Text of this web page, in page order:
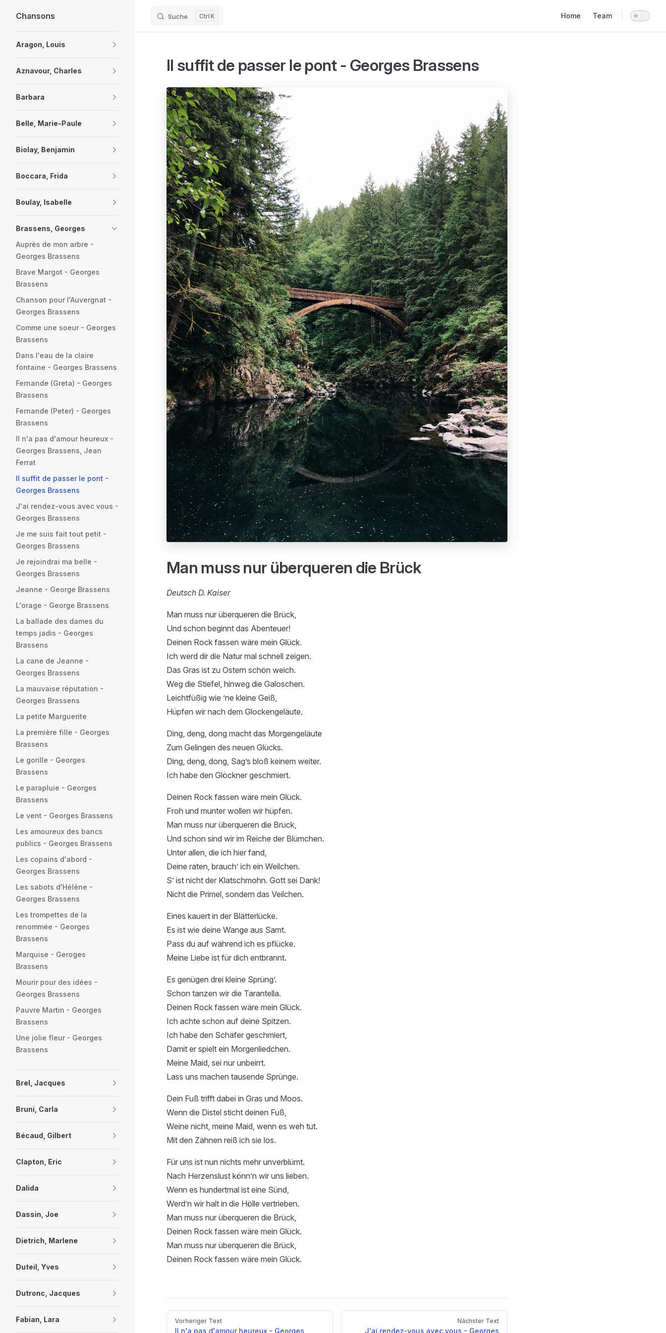
Skip to content
Chansons Suche K Home Team
Aragon, Louis
Aznavour, Charles
Barbara
Belle, Marie-Paule
Biolay, Benjamin
Boccara, Frida
Boulay, Isabelle
Brassens, Georges
Auprès de mon arbre -
Georges Brassens
Brave Margot - Georges
Brassens
Chanson pour l'Auvergnat -
Georges Brassens
Comme une soeur - Georges
Brassens
Dans l'eau de la claire
fontaine - Georges Brassens
Fernande (Greta) - Georges
Brassens
Fernande (Peter) - Georges
Brassens
Il n'a pas d'amour heureux -
Georges Brassens, Jean
Ferrat
Il suffit de passer le pont -
Georges Brassens
J'ai rendez-vous avec vous -
Georges Brassens
Je me suis fait tout petit -
Georges Brassens
Je rejoindrai ma belle -
Georges Brassens
Jeanne - George Brassens
L'orage - George Brassens
La ballade des dames du
temps jadis - Georges
Brassens
La cane de Jeanne -
Georges Brassens
La mauvaise réputation -
Georges Brassens
La petite Marguerite
La première fille - Georges
Brassens
Le gorille - Georges
Brassens
Le parapluie - Georges
Brassens
Le vent - Georges Brassens
Les amoureux des bancs
publics - Georges Brassens
Les copains d'abord -
Georges Brassens
Les sabots d'Hélène -
Georges Brassens
Les trompettes de la
renommée - Georges
Brassens
Marquise - Geroges
Brassens
Mourir pour des idées -
Georges Brassens
Pauvre Martin - Georges
Brassens
Une jolie fleur - Georges
Brassens
Brel, Jacques
Bruni, Carla
Bécaud, Gilbert
Clapton, Eric
Dalida
Dassin, Joe
Dietrich, Marlene
Duteil, Yves
Dutronc, Jacques
Fabian, Lara
Il suffit de passer le pont - Georges Brassens
Man muss nur überqueren die Brück
Deutsch D. Kaiser
Man muss nur überqueren die Brück,
Und schon beginnt das Abenteuer!
Deinen Rock fassen wäre mein Glück.
Ich werd dir die Natur mal schnell zeigen.
Das Gras ist zu Ostern schön weich.
Weg die Stiefel, hinweg die Galoschen.
Leichtfüßig wie ’ne kleine Geiß,
Hüpfen wir nach dem Glockengeläute.
Ding, deng, dong macht das Morgengeläute
Zum Gelingen des neuen Glücks.
Ding, deng, dong, Sag’s bloß keinem weiter.
Ich habe den Glöckner geschmiert.
Deinen Rock fassen wäre mein Glück.
Froh und munter wollen wir hüpfen.
Man muss nur überqueren die Brück,
Und schon sind wir im Reiche der Blümchen.
Unter allen, die ich hier fand,
Deine raten, brauch’ ich ein Weilchen.
S’ ist nicht der Klatschmohn. Gott sei Dank!
Nicht die Primel, sondern das Veilchen.
Eines kauert in der Blätterlücke.
Es ist wie deine Wange aus Samt.
Pass du auf während ich es pflücke.
Meine Liebe ist für dich entbrannt.
Es genügen drei kleine Sprüng’.
Schon tanzen wir die Tarantella.
Deinen Rock fassen wäre mein Glück.
Ich achte schon auf deine Spitzen.
Ich habe den Schäfer geschmiert,
Damit er spielt ein Morgenliedchen.
Meine Maid, sei nur unbeirrt.
Lass uns machen tausende Sprünge.
Dein Fuß trifft dabei in Gras und Moos.
Wenn die Distel sticht deinen Fuß,
Weine nicht, meine Maid, wenn es weh tut.
Mit den Zähnen reiß ich sie los.
Für uns ist nun nichts mehr unverblümt.
Nach Herzenslust könn’n wir uns lieben.
Wenn es hundertmal ist eine Sünd,
Werd’n wir halt in die Hölle vertrieben.
Man muss nur überqueren die Brück,
Deinen Rock fassen wäre mein Glück.
Man muss nur überqueren die Brück,
Deinen Rock fassen wäre mein Glück.
Pager
Vorheriger Text
Il n'a pas d'amour heureux - Georges
Nächster Text
J'ai rendez-vous avec vous - Georges